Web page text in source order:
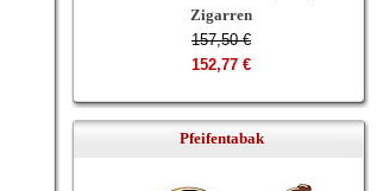
Zigarren
157,50 €
152,77 €
Pfeifentabak